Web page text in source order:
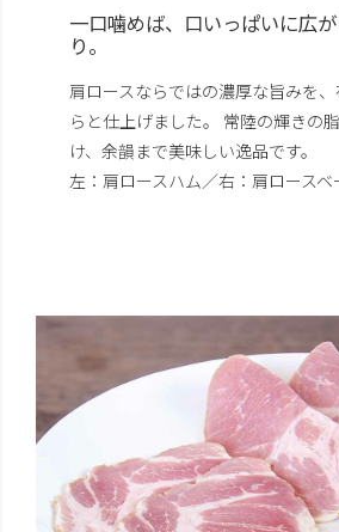
一口噛めば、口いっぱいに広
り。
肩ロースならではの濃厚な旨みを
らと仕上げました。 常陸の輝きの
け、余韻まで美味しい逸品です。
左：肩ロースハム／右：肩ロースベ